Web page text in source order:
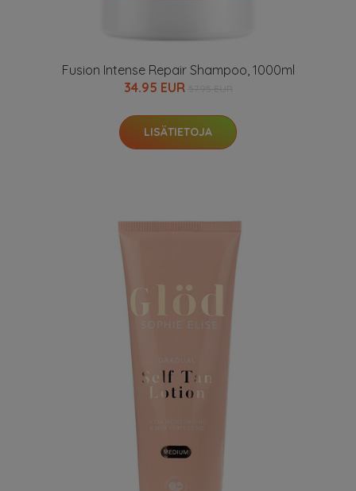
Fusion Intense Repair Shampoo, 1000ml
34.95 EUR
LISÄTIETOJA